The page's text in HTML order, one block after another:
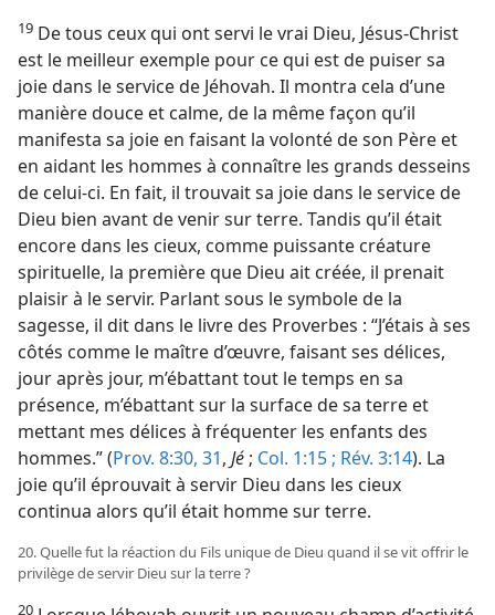
19 De tous ceux qui ont servi le vrai Dieu, Jésus-Christ
est le meilleur exemple pour ce qui est de puiser sa
joie dans le service de Jéhovah. Il montra cela d’une
manière douce et calme, de la même façon qu’il
manifesta sa joie en faisant la volonté de son Père et
en aidant les hommes à connaître les grands desseins
de celui-ci. En fait, il trouvait sa joie dans le service de
Dieu bien avant de venir sur terre. Tandis qu’il était
encore dans les cieux, comme puissante créature
spirituelle, la première que Dieu ait créée, il prenait
plaisir à le servir. Parlant sous le symbole de la
sagesse, il dit dans le livre des Proverbes : “J’étais à ses
côtés comme le maître d’œuvre, faisant ses délices,
jour après jour, m’ébattant tout le temps en sa
présence, m’ébattant sur la surface de sa terre et
mettant mes délices à fréquenter les enfants des
hommes.” (Prov. 8:30, 31, Jé; Col. 1:15 ; Rév. 3:14). La
joie qu’il éprouvait à servir Dieu dans les cieux
continua alors qu’il était homme sur terre.
20. Quelle fut la réaction du Fils unique de Dieu quand il se vit offrir le
privilège de servir Dieu sur la terre ?
20